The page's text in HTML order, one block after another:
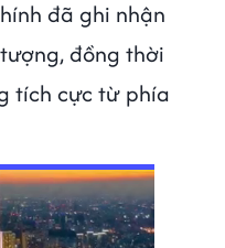
đã ghi nhận
đồng thời
tích cực từ phía